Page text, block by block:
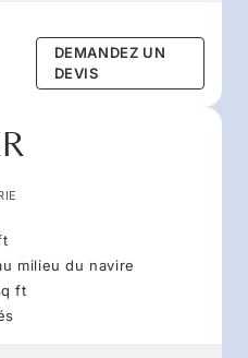
DEMANDEZ UN
DEVIS
milieu du navire
ft